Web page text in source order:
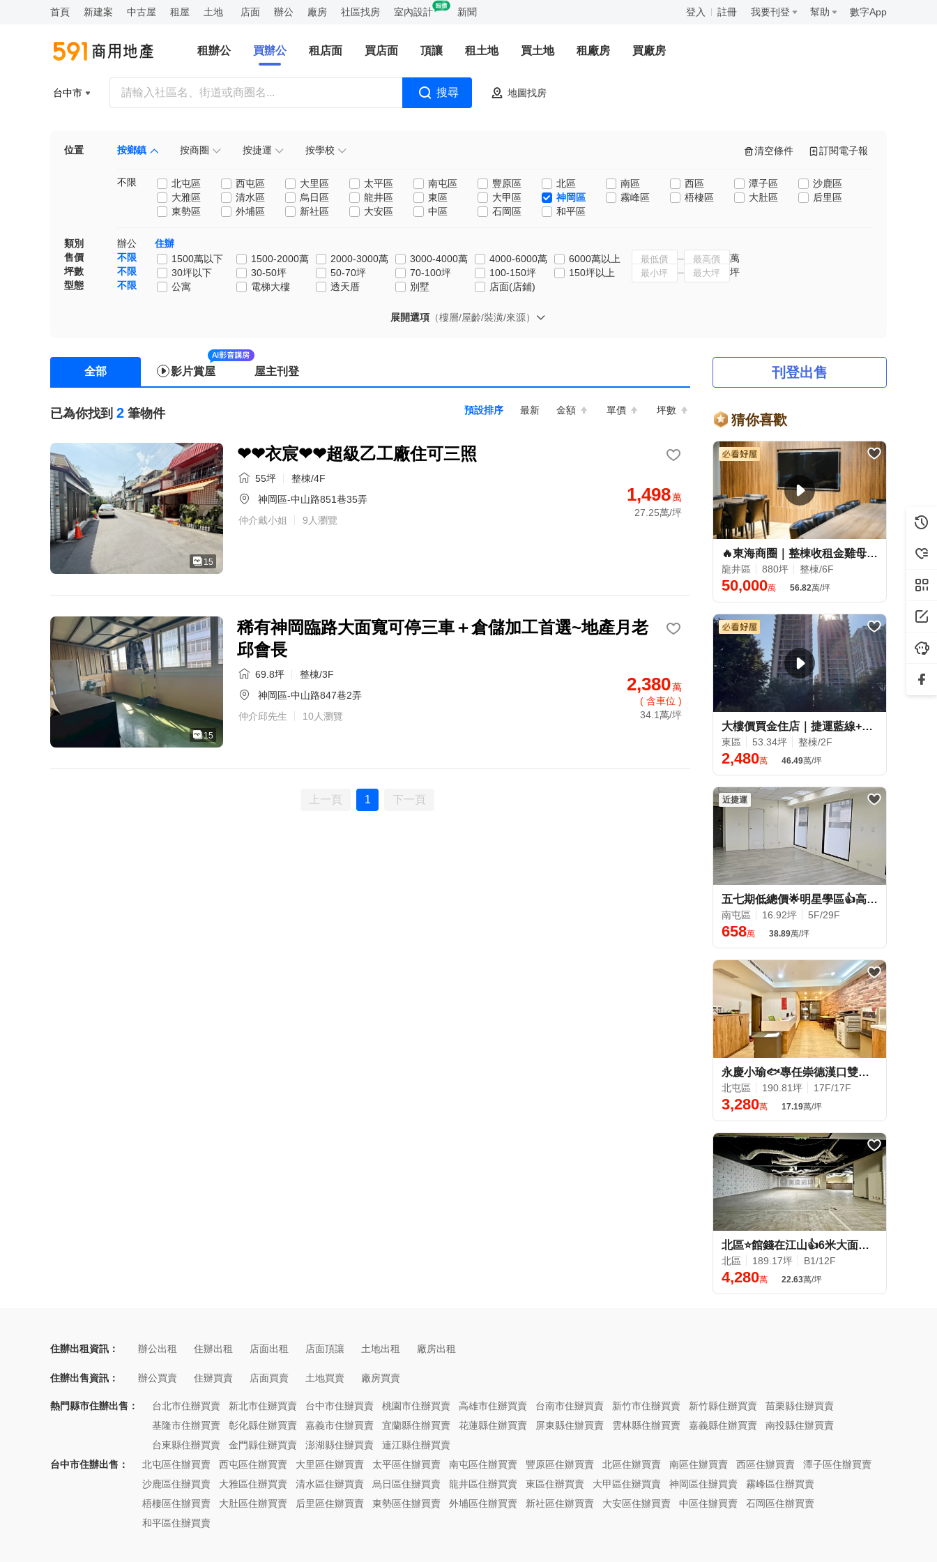
首頁 新建案 中古屋 租屋 土地 店面 辦公 廠房 社區找房 室內設計 新聞 登入 註冊 我要刊登 幫助 數字App
租辦公 買辦公 租店面 買店面 頂讓 租土地 買土地 租廠房 買廠房
台中市 搜尋 地圖找房
清空條件 訂閱電子報
位置 按鄉鎮 按商圈 按捷運 按學校
不限 北屯區 西屯區 大里區 太平區 南屯區 豐原區 北區 南區 西區 潭子區
沙鹿區
大雅區
清水區 烏日區 龍井區 東區 大甲區 神岡區 霧峰區 梧棲區 大肚區
后里區
東勢區
外埔區 新社區 大安區 中區 石岡區 和平區
類別 辦公
住辦
售價
不限 1500萬以下 1500-2000萬 2000-3000萬 3000-4000萬 4000-6000萬 6000萬以上
萬
坪數
不限 30坪以下 30-50坪 50-70坪 70-100坪 100-150坪 150坪以上
坪
型態
不限 公寓 電梯大樓 透天厝 別墅 店面(店鋪)
展開選項 （樓層/屋齡/裝潢/來源）
全部 影片賞屋 屋主刊登
已為你找到 2 筆物件 預設排序 最新 金額 單價 坪數
15
❤❤衣宸❤❤超級乙工廠住可三照
55坪
整棟/4F
神岡區-中山路851巷35弄
仲介戴小姐
9人瀏覽
1,498萬
27.25萬/坪
15
稀有神岡臨路大面寬可停三車＋倉儲加工首選~地產月老
邱會長
69.8坪
整棟/3F
神岡區-中山路847巷2弄
仲介邱先生
10人瀏覽
2,380萬
( 含車位 )
34.1萬/坪
上一頁 1 下一頁
刊登出售
猜你喜歡
🔥東海商圈｜整棟收租金雞母出售｜穩定客源｜整棟出售🔥
龍井區 880坪 整棟/6F
50,000萬 56.82萬/坪
大樓價買金住店｜捷運藍線+三井lalaport｜湖濱雙星
東區 53.34坪 整棟/2F
2,480萬 46.49萬/坪
五七期低總價🌟明星學區👍高投報💵角間朝南採光戶
南屯區 16.92坪 5F/29F
658萬 38.89萬/坪
近捷運
永慶小瑜🐟專任崇德漢口雙圈洛克斐勒中心高投報8%收租商辦
北屯區 190.81坪 17F/17F
3,280萬 17.19萬/坪
北區⭐️館錢在江山👍6米大面寬收租傳家金店面
北區 189.17坪 B1/12F
4,280萬 22.63萬/坪
住辦出租資訊： 辦公出租 住辦出租 店面出租 店面頂讓 土地出租 廠房出租
住辦出售資訊： 辦公買賣 住辦買賣 店面買賣 土地買賣 廠房買賣
熱門縣市住辦出售： 台北市住辦買賣 新北市住辦買賣 台中市住辦買賣 桃園市住辦買賣 高雄市住辦買賣 台南市住辦買賣 新竹市住辦買賣 新竹縣住辦買賣
苗栗縣住辦買賣
基隆市住辦買賣
彰化縣住辦買賣 嘉義市住辦買賣 宜蘭縣住辦買賣 花蓮縣住辦買賣 屏東縣住辦買賣 雲林縣住辦買賣 嘉義縣住辦買賣
南投縣住辦買賣
台東縣住辦買賣
金門縣住辦買賣 澎湖縣住辦買賣
連江縣住辦買賣
台中市住辦出售：
北屯區住辦買賣 西屯區住辦買賣 大里區住辦買賣 太平區住辦買賣 南屯區住辦買賣 豐原區住辦買賣 北區住辦買賣 南區住辦買賣 西區住辦買賣
潭子區住辦買賣
沙鹿區住辦買賣
大雅區住辦買賣 清水區住辦買賣 烏日區住辦買賣 龍井區住辦買賣 東區住辦買賣 大甲區住辦買賣 神岡區住辦買賣
霧峰區住辦買賣
梧棲區住辦買賣
大肚區住辦買賣 后里區住辦買賣 東勢區住辦買賣 外埔區住辦買賣 新社區住辦買賣 大安區住辦買賣 中區住辦買賣
石岡區住辦買賣
和平區住辦買賣